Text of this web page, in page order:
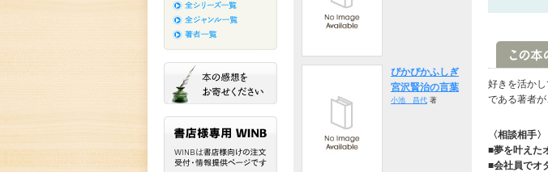
好きを活か
である著者
〈相談相手〉
■夢を叶えた
■会社員でオ
ぴかぴかふしぎ
宮沢賢治の言葉
小池 昌代 著